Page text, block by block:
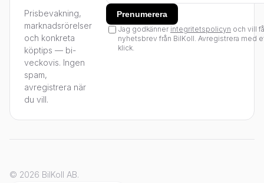
Prisbevakning,
marknadsrörelser
och konkreta
köptips — bi-
veckovis. Ingen
spam,
avregistrera när
du vill.
Prenumerera
Jag godkänner integritetspolicyn och vill få
nyhetsbrev från BilKoll. Avregistrera med
klick.
© 2026 BilKoll AB.